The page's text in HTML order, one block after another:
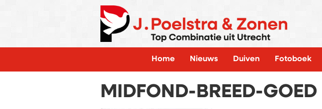
Home Nieuws Duiven Fotoboek
MIDFOND-BREED-GOED